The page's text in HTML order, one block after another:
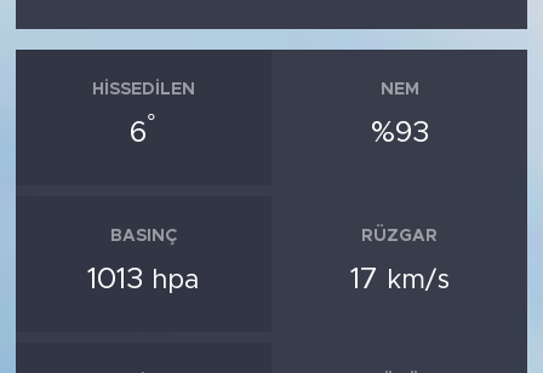
HISSEDILEN
6°
NEM
%93
BASINÇ
1013 hpa
RÜZGAR
17 km/s